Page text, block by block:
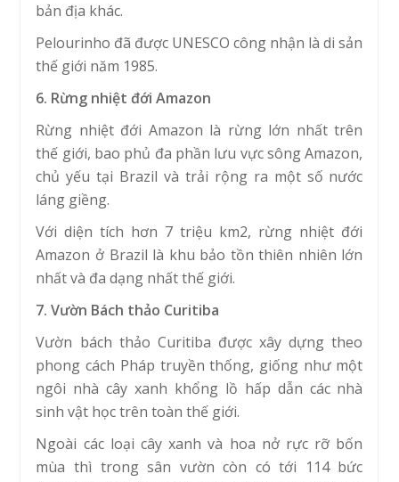
bản địa khác.
Pelourinho đã được UNESCO công nhận là di sản
thế giới năm 1985.
6. Rừng nhiệt đới Amazon
Rừng nhiệt đới Amazon là rừng lớn nhất trên
thế giới, bao phủ đa phần lưu vực sông Amazon,
chủ yếu tại Brazil và trải rộng ra một số nước
láng giềng.
Với diện tích hơn 7 triệu km2, rừng nhiệt đới
Amazon ở Brazil là khu bảo tồn thiên nhiên lớn
nhất và đa dạng nhất thế giới.
7. Vườn Bách thảo Curitiba
Vườn bách thảo Curitiba được xây dựng theo
phong cách Pháp truyền thống, giống như một
ngôi nhà cây xanh khổng lồ hấp dẫn các nhà
sinh vật học trên toàn thế giới.
Ngoài các loại cây xanh và hoa nở rực rỡ bốn
mùa thì trong sân vườn còn có tới 114 bức